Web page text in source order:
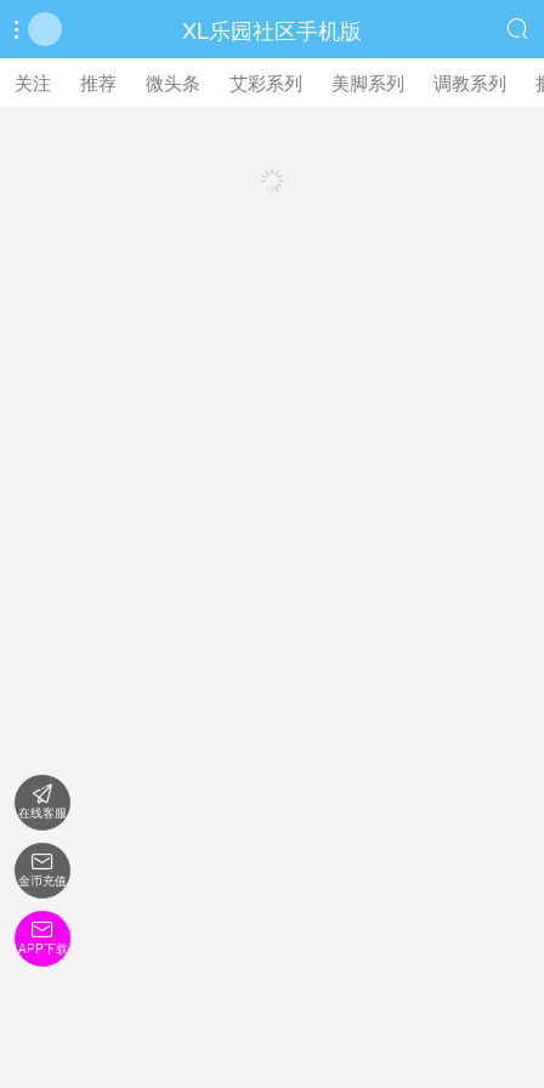
 XL乐园社区手机版 
关注 推荐 微头条 艾彩系列 美脚系列 调教系列
繁體中文版

在线客服

金币充值

APP下载